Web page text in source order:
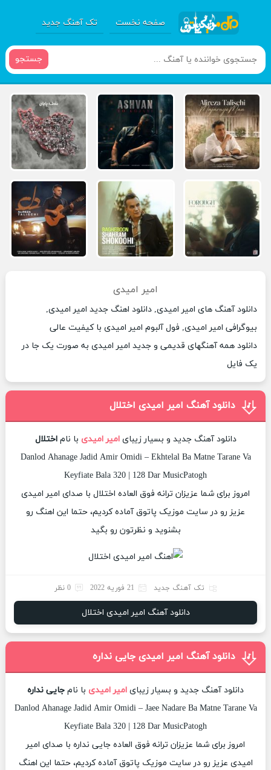
صفحه نخست تک آهنگ جدید
جستجو
امیر امیدی
دانلود آهنگ های امیر امیدی, دانلود اهنگ جدید امیر امیدی,
بیوگرافی امیر امیدی, فول آلبوم امیر امیدی با کیفیت عالی
دانلود همه آهنگهای قدیمی و جدید امیر امیدی به صورت یک جا در
یک فایل
دانلود آهنگ امیر امیدی اختلال
دانلود آهنگ جدید و بسیار زیبایامیر امیدی با ناماختلال
Danlod Ahanage Jadid Amir Omidi – Ekhtelal Ba Matne Tarane Va
Keyfiate Bala 320 | 128 Dar MusicPatogh
امروز برای شما عزیزان ترانه فوق العاده اختلال با صدای امیر امیدی
عزیز رو در سایت موزیک پاتوق آماده کردیم، حتما این اهنگ رو
بشنوید و نظرتون رو بگید
تک آهنگ جدید 21 فوریه 2022 0 نظر
دانلود آهنگ امیر امیدی اختلال
دانلود آهنگ امیر امیدی جایی نداره
دانلود آهنگ جدید و بسیار زیبای امیر امیدی با نام جایی نداره
Danlod Ahanage Jadid Amir Omidi – Jaee Nadare Ba Matne Tarane Va
Keyfiate Bala 320 | 128 Dar MusicPatogh
امروز برای شما عزیزان ترانه فوق العاده جایی نداره با صدای امیر
امیدی عزیز رو در سایت موزیک پاتوق آماده کردیم، حتما این اهنگ